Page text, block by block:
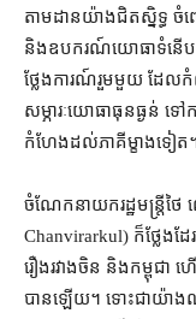
តាមដាន​យ៉ាង​ជិតស្និទ្ធ ចំ
និង​ឧបករណ៍​យោធា​ទំនើប
ថ្លែងការណ៍​រួម​មួយ ដែ
សម្ភារៈ​យោធា​ធុន​ធ្ងន់ ទៅ
កំហែង​ដល់​ភាគី​ម្ខាង​ទៀត
ចំណែក​នាយករដ្ឋមន្ត្រី​ថ
Chanvirarkul) ក៏​ថ្លែង​ដ
រឿង​រវាង​ចិន និង​កម្ពុជា
បាន​ឡើយ។ ទោះជា​យ៉ាង